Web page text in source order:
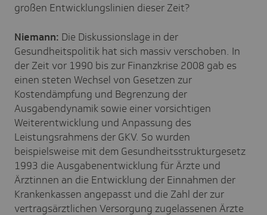
großen Entwicklungslinien dieser Zeit?
Niemann: Die Diskussionslage in der
Gesundheitspolitik hat sich massiv verschoben. In
der Zeit vor 1990 bis zur Finanzkrise 2008 gab es
einen steten Wechsel von Gesetzen zur
Kostendämpfung und Begrenzung der
Ausgabendynamik sowie einer vorsichtigen
Weiterentwicklung und Anpassung des
Leistungsrahmens der GKV. So wurden
beispielsweise mit dem Gesundheitsstrukturgesetz
1993 die Ausgabenentwicklung für Ärzte und
Ärztinnen an die Entwicklung der Einnahmen der
Krankenkassen angepasst und die Zahl der zur
vertragsärztlichen Versorgung zugelassenen Ärzte